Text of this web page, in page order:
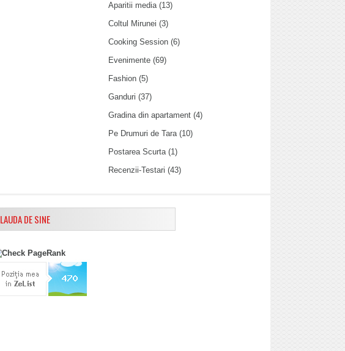
Aparitii media(13)
Coltul Mirunei (3)
Cooking Session (6)
Evenimente (69)
Fashion (5)
Ganduri (37)
Gradina din apartament (4)
Pe Drumuri de Tara(10)
Postarea Scurta(1)
Recenzii-Testari (43)
LAUDA DE SINE